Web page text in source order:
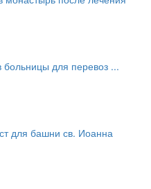
для перевоз ...
для башни св. Иоанна